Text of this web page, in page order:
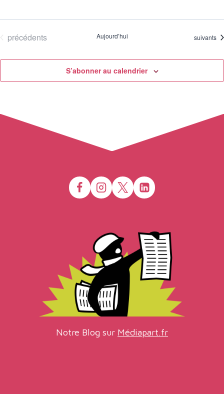
Évènements
précédents Aujourd’hui suivants
S’abonner au calendrier
Notre Blog sur Médiapart.fr